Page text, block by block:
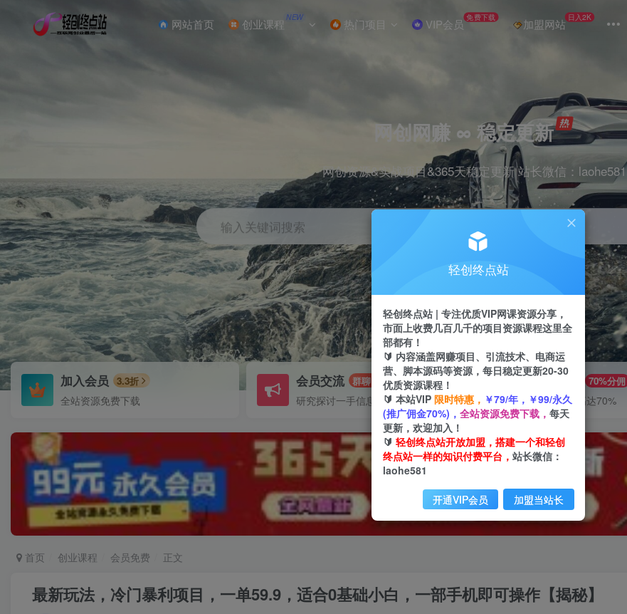
网站首页 创业课程 NEW 热门项目 VIP会员 免费下载 加盟网站 日入2K
网创网赚 ∞ 稳定更新
网创资源&实战项目&365天稳定更新 站长微信：laohe581
输入关键词搜索
剪辑 引流 带货
加入会员 3.3折
全站资源免费下载
会员交流 群聊
研究探讨一手信息差
推广赚钱 70%分佣
推广返佣高达70%
首页 创业课程 会员免费 正文
最新玩法，冷门暴利项目，一单59.9，适合0基础小白，一部手机即可操作【揭秘】
轻创终点站
轻创终点站 | 专注优质VIP网课资源分享，
市面上收费几百几千的项目资源课程这里全
部都有！
🔰 内容涵盖网赚项目、引流技术、电商运
营、脚本源码等资源，每日稳定更新20-30
优质资源课程！
🔰 本站VIP 限时特惠， ￥79/年，￥99/永久
(推广佣金70%)， 全站资源免费下载， 每天
更新，欢迎加入！
🔰 轻创终点站开放加盟，搭建一个和轻创
终点站一样的知识付费平台， 站长微信：
laohe581
开通VIP会员 加盟当站长